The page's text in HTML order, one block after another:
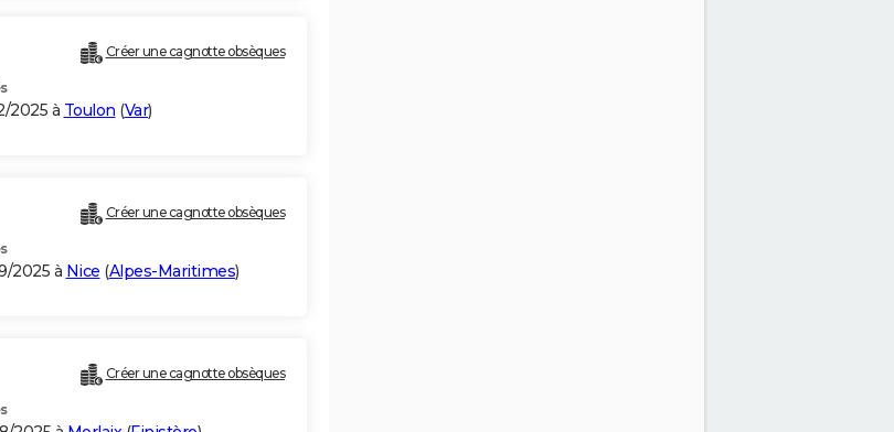
Créer une cagnotte obsèques
2025 à Toulon (Var)
Créer une cagnotte obsèques
2025 à Nice (Alpes-Maritimes)
Créer une cagnotte obsèques